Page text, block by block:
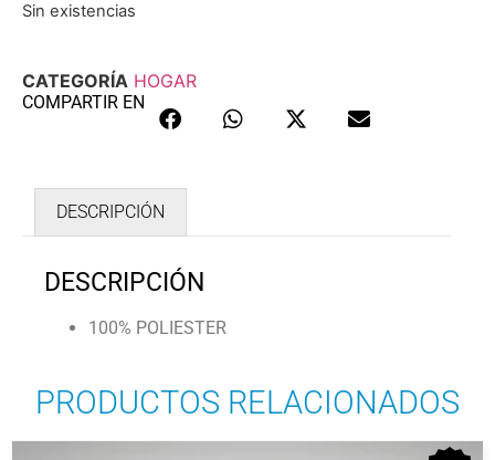
Sin existencias
CATEGORÍA HOGAR
COMPARTIR EN
DESCRIPCIÓN
DESCRIPCIÓN
100% POLIESTER
PRODUCTOS RELACIONADOS